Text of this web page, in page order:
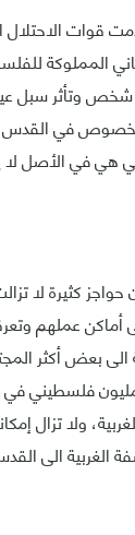
قوات الاحتلال
من المباني المملوكة
في القدس
هي في الأصل
كثيرة لا
أماكن عملهم
الى بعض أكثر
ولا يزال 1.9 مليون
ولا تزال
الغربية الى